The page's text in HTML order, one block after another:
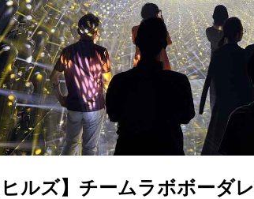
ヒルズ】チームラボボーダ